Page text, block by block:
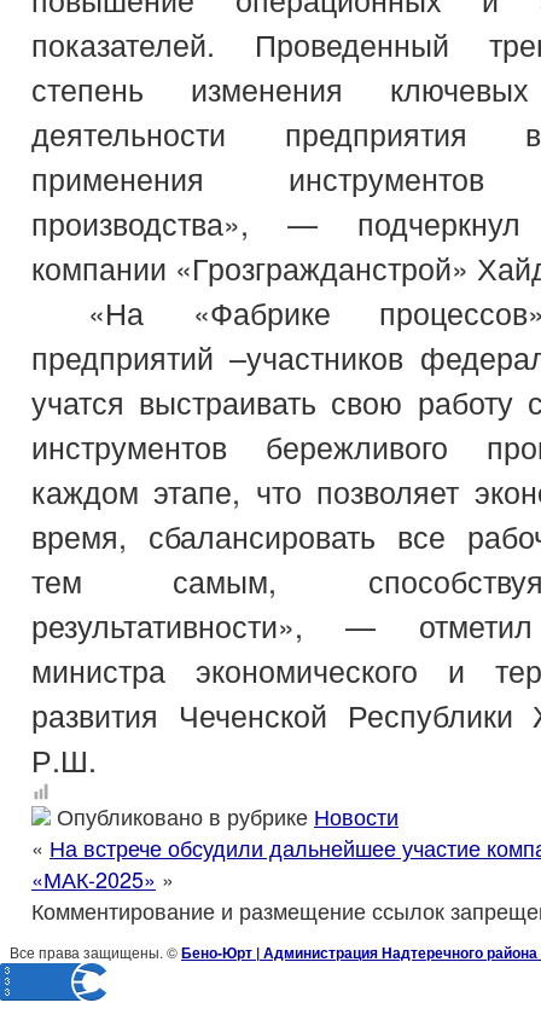
показателей. Проведенный
степень изменения ключевых
деятельности предприятия
применения инструментов
производства», — подчеркнул
компании «Грозгражданстрой»
«На «Фабрике
предприятий –участников
учатся выстраивать свою работу
инструментов бережливого
каждом этапе, что позволяет
время, сбалансировать все
тем самым,
результативности», —
министра экономического и
развития Чеченской
Р.Ш.
Опубликовано в рубрике Новости
« На встрече обсудили дальнейшее участие
«МАК-2025» »
Комментирование и размещение ссылок
Все права защищены. ©Бено-Юрт | Администрация Надтеречного